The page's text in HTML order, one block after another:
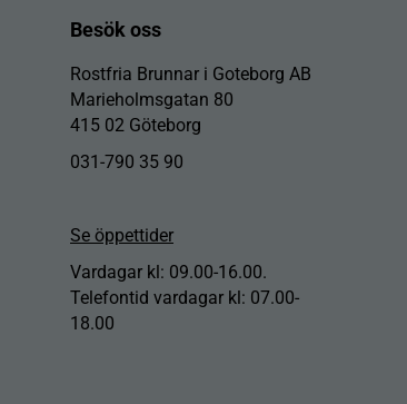
Besök oss
Rostfria Brunnar i Goteborg AB
Marieholmsgatan 80
415 02 Göteborg
031-790 35 90
Se öppettider
Vardagar kl: 09.00-16.00.
Telefontid vardagar kl: 07.00-
18.00